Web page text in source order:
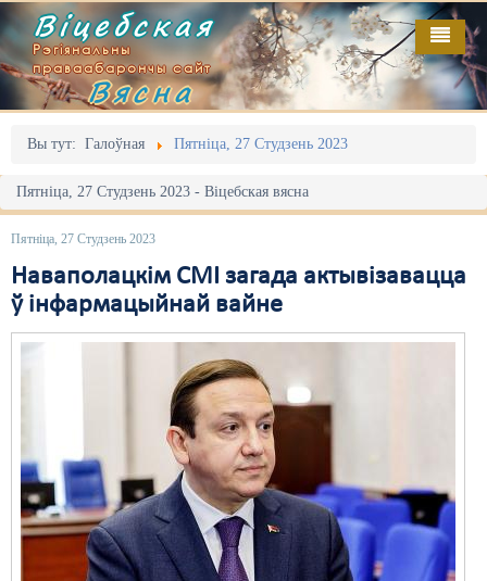
Віцебская
Рэгіянальны
праваабарончы сайт
Вясна
Вы тут: Галоўная Пятніца, 27 Студзень 2023
Пятніца, 27 Студзень 2023 - Віцебская вясна
Пятніца, 27 Студзень 2023
Наваполацкім СМІ загада актывізавацца
ў інфармацыйнай вайне
Галоўная
Адміністрацыйны перасьлед
Акцыі
Выбары
Грамадзянскія ініцыятывы
Карная псыхіятрыя
КПЧ ААН
Культурныя правы
Выданьні
Відэа
Пра нас
RSS